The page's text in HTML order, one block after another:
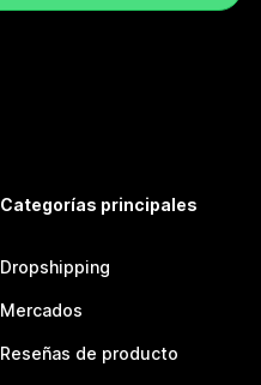
Categorías principales
Dropshipping
Mercados
Reseñas de producto